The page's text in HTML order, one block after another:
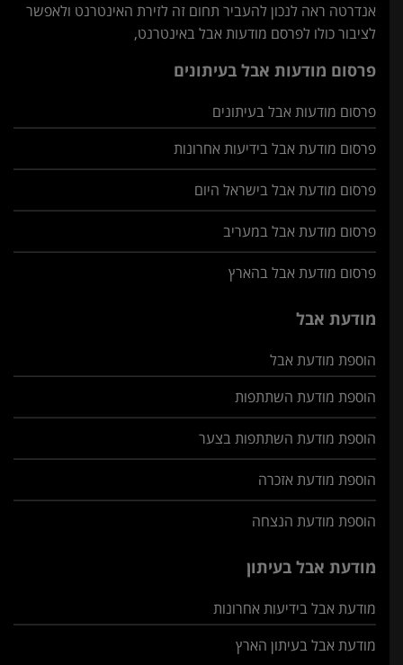
אנדרטה ראה לנכון להעביר תחום זה לזירת האינטרנט ולאפשר
לציבור כולו לפרסם מודעות אבל באינטרנט,
פרסום מודעות אבל בעיתונים
פרסום מודעות אבל בעיתונים
פרסום מודעת אבל בידיעות אחרונות
פרסום מודעת אבל בישראל היום
פרסום מודעת אבל במעריב
פרסום מודעת אבל בהארץ
מודעת אבל
הוספת מודעת אבל
הוספת מודעת השתתפות
הוספת מודעת השתתפות בצער
הוספת מודעת אזכרה
הוספת מודעת הנצחה
מודעת אבל בעיתון
מודעת אבל בידיעות אחרונות
מודעת אבל בעיתון הארץ